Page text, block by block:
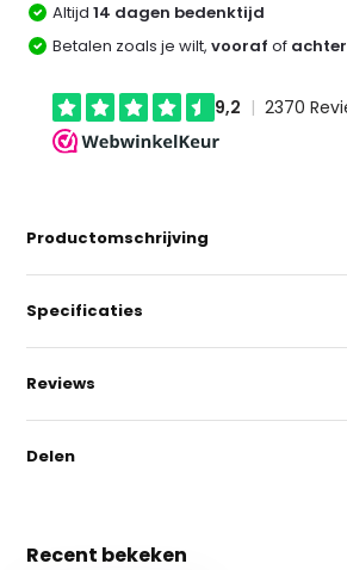
Altijd14 dagen bedenktijd
Betalen zoals je wilt,vooraf of
Productomschrijving
Specificaties
Reviews
Delen
Recent bekeken